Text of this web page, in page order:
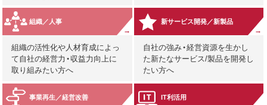
組織／人事
組織の活性化や人材育成によっ
て自社の経営力・収益力向上に
取り組みたい方へ
新サービス開発／新製品
自社の強み・経営資源を生かし
た新たなサービス/製品を開発し
たい方へ
事業再生／経営改善 IT利活用